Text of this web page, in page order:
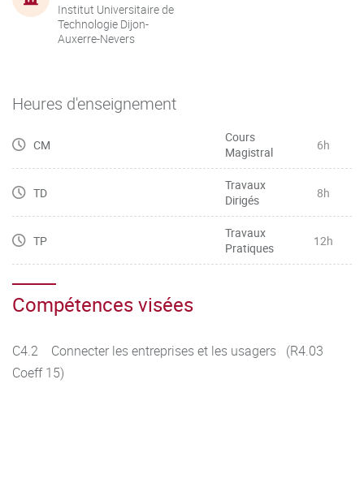
Institut Universitaire de
Technologie Dijon-
Auxerre-Nevers
Heures d'enseignement
CM
Cours
Magistral
6h
TD
Travaux
Dirigés
8h
TP
Travaux
Pratiques
12h
Compétences visées
C4.2 Connecter les entreprises et les usagers (R4.03
Coeff 15)